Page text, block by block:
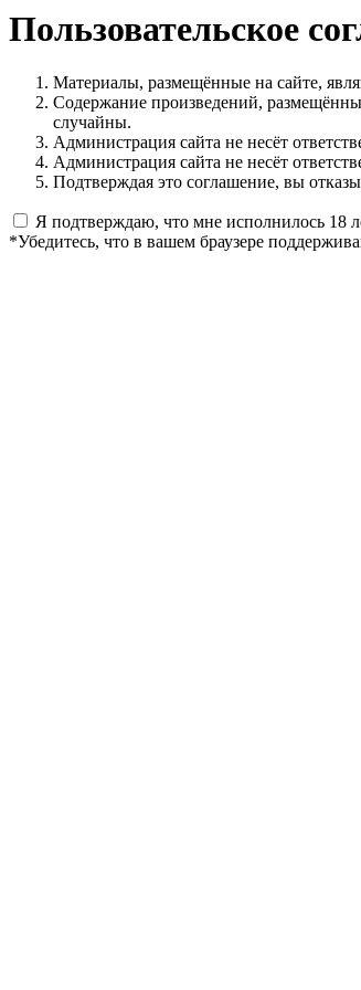
Пользовательское
Материалы, размещённые на сайте,
Содержание произведений,
случайны.
Администрация сайта не несёт
Администрация сайта не несёт
Подтверждая это соглашение, вы
Я подтверждаю, что мне исполнилось 18
*Убедитесь, что в вашем браузере